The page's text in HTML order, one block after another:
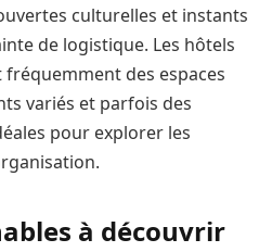
culturelles et instants
de logistique. Les hôtels
des espaces
variés et parfois des
pour explorer les
à découvrir